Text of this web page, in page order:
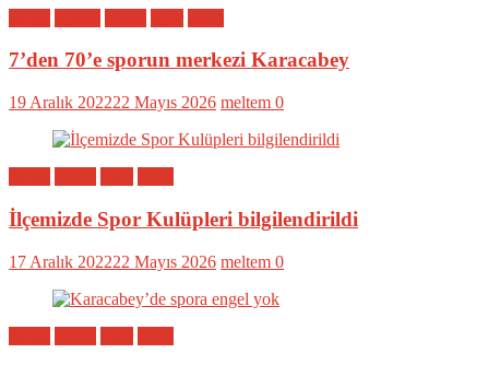
7’den 70’e sporun merkezi Karacabey
19 Aralık 202222 Mayıs 2026 meltem 0
İlçemizde Spor Kulüpleri bilgilendirildi
17 Aralık 202222 Mayıs 2026 meltem 0